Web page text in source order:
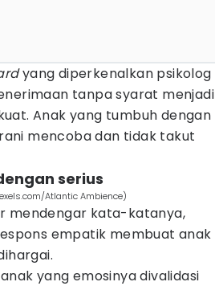
yang diperkenalkan psikolog
tanpa syarat menjadi
Anak yang tumbuh dengan
mencoba dan tidak takut
serius
Atlantic Ambience)
mendengar kata-katanya,
empatik membuat anak
yang emosinya divalidasi